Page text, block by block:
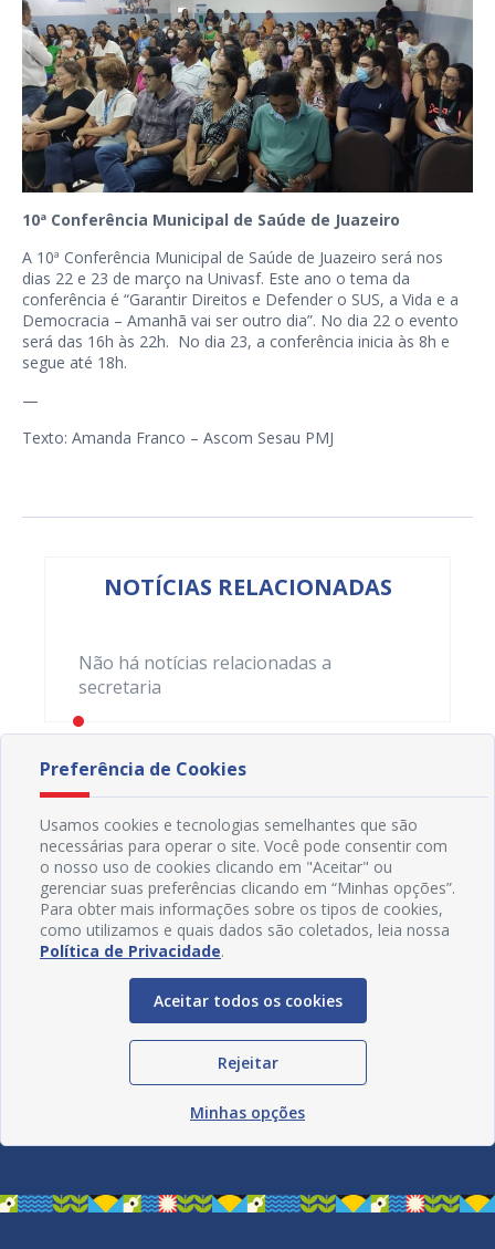
10ª Conferência Municipal de Saúde de Juazeiro
A 10ª Conferência Municipal de Saúde de Juazeiro será nos
dias 22 e 23 de março na Univasf. Este ano o tema da
conferência é “Garantir Direitos e Defender o SUS, a Vida e a
Democracia – Amanhã vai ser outro dia”. No dia 22 o evento
será das 16h às 22h. No dia 23, a conferência inicia às 8h e
segue até 18h.
—
Texto: Amanda Franco – Ascom Sesau PMJ
NOTÍCIAS RELACIONADAS
Não há notícias relacionadas a
secretaria
Redes Sociais
Preferência de Cookies
Usamos cookies e tecnologias semelhantes que são
necessárias para operar o site. Você pode consentir com
o nosso uso de cookies clicando em "Aceitar" ou
gerenciar suas preferências clicando em “Minhas opções”.
Para obter mais informações sobre os tipos de cookies,
como utilizamos e quais dados são coletados, leia nossa
Política de Privacidade.
Aceitar todos os cookies
Rejeitar
Minhas opções